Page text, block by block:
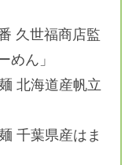
久世福商店監
めん」
北海道産帆立
千葉県産はま